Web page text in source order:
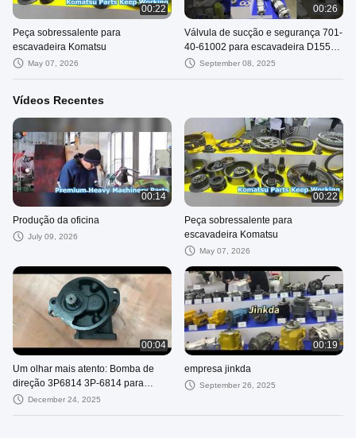
00:22
Peça sobressalente para
escavadeira Komatsu
May 07, 2026
00:26
Válvula de sucção e segurança 701-
40-61002 para escavadeira D155A-
1
September 08, 2025
Vídeos Recentes
00:14
Produção da oficina
July 09, 2026
00:22
Peça sobressalente para
escavadeira Komatsu
May 07, 2026
00:04
Um olhar mais atento: Bomba de
direção 3P6814 3P-6814 para
escavadeira D6D
December 24, 2025
00:19
empresa jinkda
September 26, 2025